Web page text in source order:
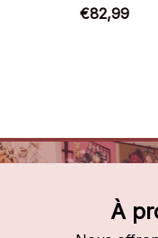
Chaussures
€82,99
À